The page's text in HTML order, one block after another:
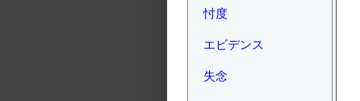
忖度
エビデンス
失念